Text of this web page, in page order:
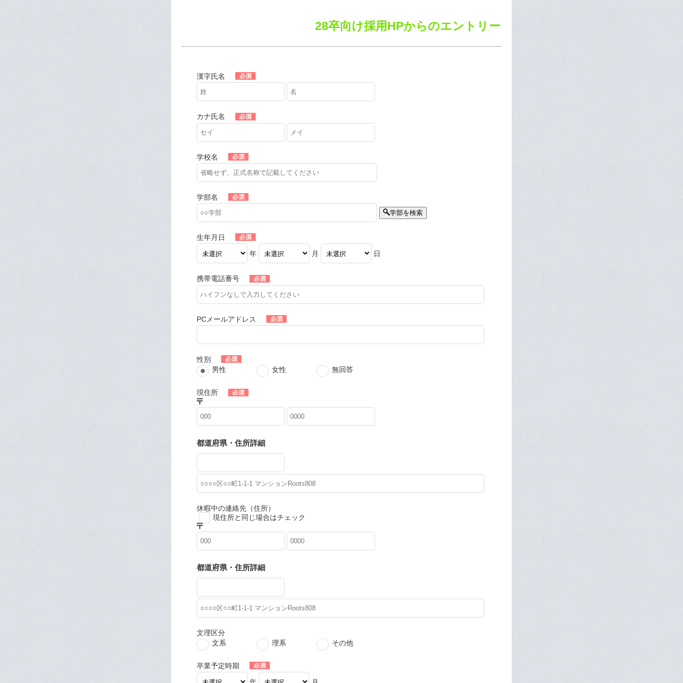
28卒向け採用HPからのエントリー
漢字氏名
カナ氏名
学校名
学部名
学部を検索
生年月日
年 月 日
携帯電話番号
PCメールアドレス
性別
男性
女性 無回答
現住所
都道府県・住所詳細
休暇中の連絡先（住所）
現住所と同じ場合はチェック
都道府県・住所詳細
文理区分
文系
理系 その他
卒業予定時期